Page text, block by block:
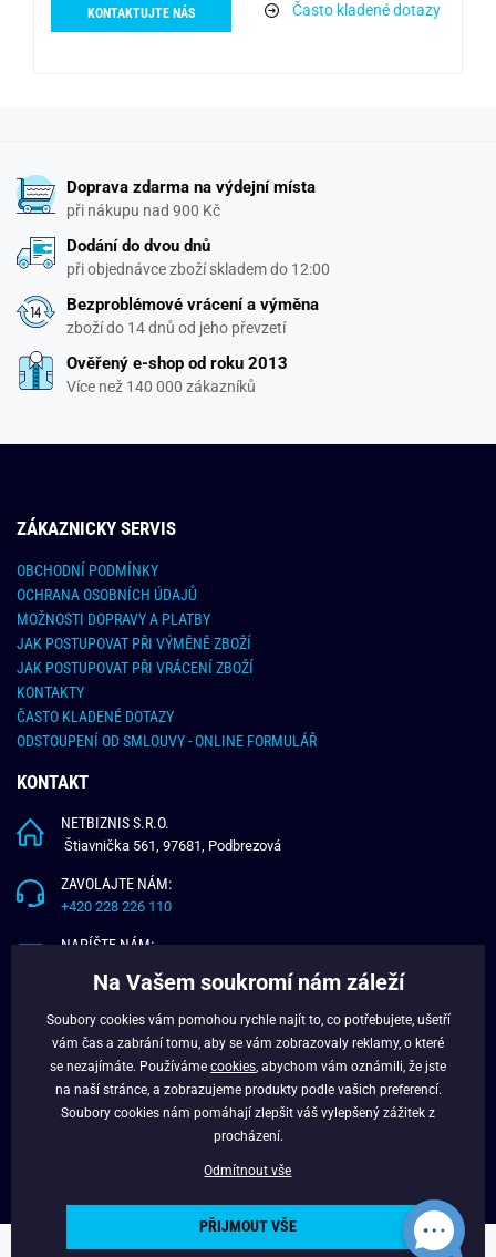
KONTAKTUJTE NÁS
Často kladené dotazy
Doprava zdarma na výdejní místa
při nákupu nad 900 Kč
Dodání do dvou dnů
při objednávce zboží skladem do 12:00
Bezproblémové vrácení a výměna
zboží do 14 dnů od jeho převzetí
Ověřený e-shop od roku 2013
Více než 140 000 zákazníků
ZÁKAZNICKY SERVIS
OBCHODNÍ PODMÍNKY
OCHRANA OSOBNÍCH ÚDAJŮ
MOŽNOSTI DOPRAVY A PLATBY
JAK POSTUPOVAT PŘI VÝMĚNĚ ZBOŽÍ
JAK POSTUPOVAT PŘI VRÁCENÍ ZBOŽÍ
KONTAKTY
ČASTO KLADENÉ DOTAZY
ODSTOUPENÍ OD SMLOUVY - ONLINE FORMULÁŘ
KONTAKT
NETBIZNIS S.R.O.
Štiavnička 561, 97681, Podbrezová
ZAVOLAJTE NÁM:
+420 228 226 110
NAPÍŠTE NÁM:
O NÁS
VĚRNOSTNÍ PROGRAM
Copyright © 2024 - Budchlap.cz Všechna práva vyhrazena. webdesign ©
Na Vašem soukromí nám záleží
Soubory cookies vám pomohou rychle najít to, co potřebujete, ušetří
vám čas a zabrání tomu, aby se vám zobrazovaly reklamy, o které
se nezajímáte. Používáme cookies , abychom vám oznámili, že jste
na naší stránce, a zobrazujeme produkty podle vašich preferencí.
Soubory cookies nám pomáhají zlepšit váš vylepšený zážitek z
procházení.
Odmítnout vše
PŘIJMOUT VŠE